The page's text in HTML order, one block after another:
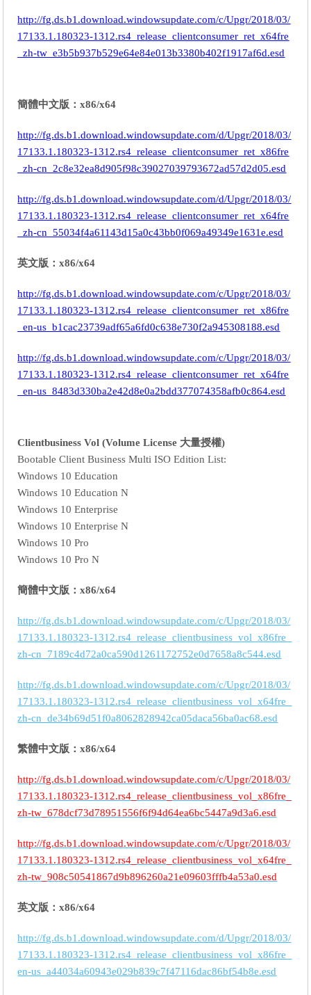
http://fg.ds.b1.download.windowsupdate.com/c/Upgr/2018/03/
17133.1.180323-1312.rs4_release_clientconsumer_ret_x64fre
_zh-tw_e3b5b937b529e64e84e013b3380b402f1917af6d.esd
簡體中文版：x86/x64
http://fg.ds.b1.download.windowsupdate.com/d/Upgr/2018/03/
17133.1.180323-1312.rs4_release_clientconsumer_ret_x86fre
_zh-cn_2c8e32ea8d905f98c39027039793672ad57d2d05.esd
http://fg.ds.b1.download.windowsupdate.com/d/Upgr/2018/03/
17133.1.180323-1312.rs4_release_clientconsumer_ret_x64fre
_zh-cn_55034f4a61143d15a0c43bb0f069a49349e1631e.esd
英文版：x86/x64
http://fg.ds.b1.download.windowsupdate.com/c/Upgr/2018/03/
17133.1.180323-1312.rs4_release_clientconsumer_ret_x86fre
_en-us_b1cac23739adf65a6fd0c638e730f2a945308188.esd
http://fg.ds.b1.download.windowsupdate.com/c/Upgr/2018/03/
17133.1.180323-1312.rs4_release_clientconsumer_ret_x64fre
_en-us_8483d330ba2e42d8e0a2bdd377074358afb0c864.esd
Clientbusiness Vol (Volume License 大量授權)
Bootable Client Business Multi ISO Edition List:
Windows 10 Education
Windows 10 Education N
Windows 10 Enterprise
Windows 10 Enterprise N
Windows 10 Pro
Windows 10 Pro N
簡體中文版：x86/x64
http://fg.ds.b1.download.windowsupdate.com/c/Upgr/2018/03/
17133.1.180323-1312.rs4_release_clientbusiness_vol_x86fre_
zh-cn_7189c4d72a0ca590d1261172752e0d7658a8c544.esd
http://fg.ds.b1.download.windowsupdate.com/c/Upgr/2018/03/
17133.1.180323-1312.rs4_release_clientbusiness_vol_x64fre_
zh-cn_de34b69d51f0a8062828942ca05daca56ba0ac68.esd
繁體中文版：x86/x64
http://fg.ds.b1.download.windowsupdate.com/c/Upgr/2018/03/
17133.1.180323-1312.rs4_release_clientbusiness_vol_x86fre_
zh-tw_678dcf73d78951556f6f94d64ea6bc5447a9d3a6.esd
http://fg.ds.b1.download.windowsupdate.com/c/Upgr/2018/03/
17133.1.180323-1312.rs4_release_clientbusiness_vol_x64fre_
zh-tw_908c50541867d9b896260a21e09603fffb4a53a0.esd
英文版：x86/x64
http://fg.ds.b1.download.windowsupdate.com/d/Upgr/2018/03/
17133.1.180323-1312.rs4_release_clientbusiness_vol_x86fre_
en-us_a44034a60943e029b839c7f47116dac86bf54b8e.esd